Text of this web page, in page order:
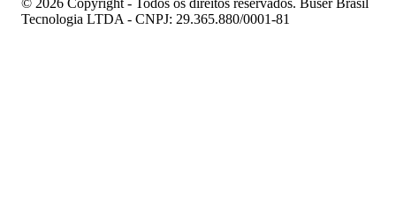
© 2026 Copyright - Todos os direitos reservados. Buser Brasil
Tecnologia LTDA - CNPJ: 29.365.880/0001-81